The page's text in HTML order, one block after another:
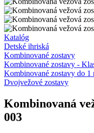
Katalóg
Detské ihriská
Kombinované zostavy
Kombinované zostavy -
Kombinované zostavy do 1
Dvojvežové zostavy
Kombinovaná
003